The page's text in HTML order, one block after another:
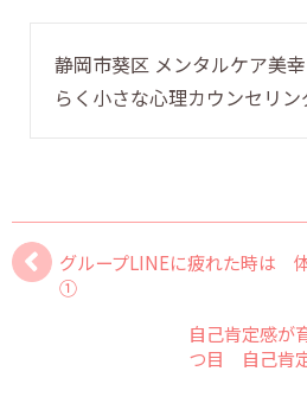
静岡市葵区 メンタルケア美
らく小さな心理カウンセリ
グループLINEに疲れた時は
①
自己肯定感が
つ目 自己肯